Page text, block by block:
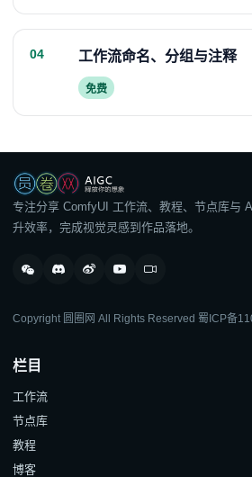
04 工作流命名、分组与注释
免费
专注分享 ComfyUI 工作流、教程、节点库与
升效率，完成视觉灵感到作品落地。
Copyright 圆圈网 All Rights Reserved 蜀ICP备
栏目
工作流
节点库
教程
博客